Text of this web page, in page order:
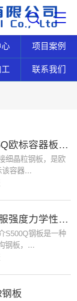
项目案例
联系我们
舞钢定轧P355Q欧标容器板材质分析及应用范围
细晶粒钢板，是欧
该容器…
S500Q钢板屈服强度力学性能化学成分现货期货订轧
S500Q钢板是一种
钢板，…
板